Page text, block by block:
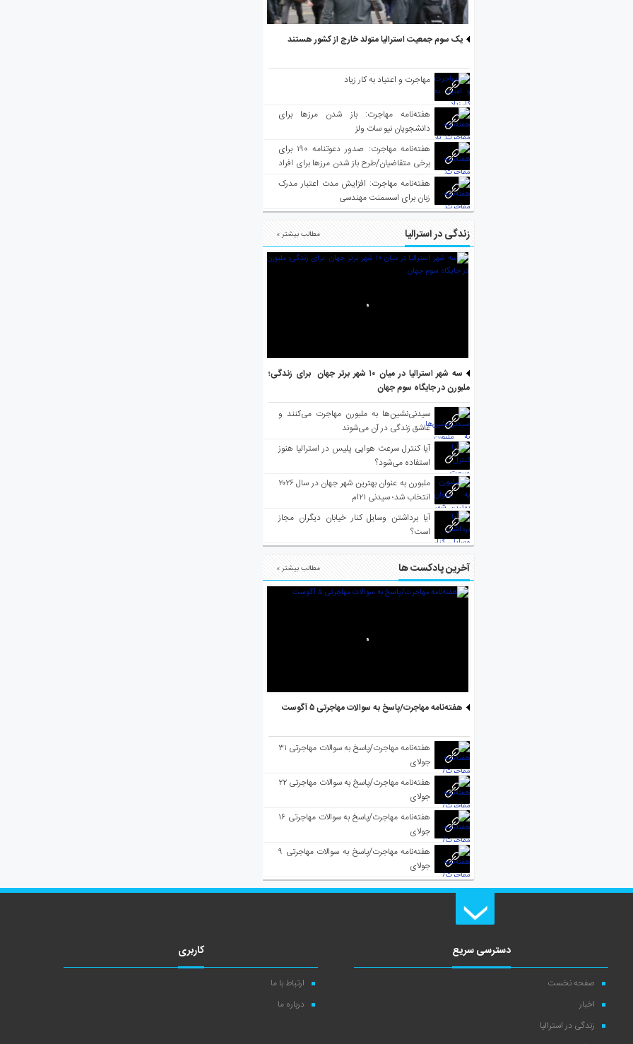
یک سوم جمعیت استرالیا متولد خارج از کشور هستند
مهاجرت و اعتیاد به کار زیاد
هفته‌نامه مهاجرت: باز شدن مرزها برای
دانشجویان نیو سات ولز
هفته‌نامه مهاجرت: صدور دعوتنامه ۱۹۰ برای
برخی متقاضیان/طرح باز شدن مرزها برای افراد
واکسینه شده
هفته‌نامه مهاجرت: افزایش مدت اعتبار مدرک
زبان برای اسسمنت مهندسی
زندگی در استرالیا مطالب بیشتر »
سه شهر استرالیا در میان ۱۰ شهر برتر جهان برای زندگی؛
ملبورن در جایگاه سوم جهان
سیدنی‌نشین‌ها به ملبورن مهاجرت می‌کنند و
عاشق زندگی در آن می‌شوند
آیا کنترل سرعت هوایی پلیس در استرالیا هنوز
استفاده می‌شود؟
ملبورن به عنوان بهترین شهر جهان در سال ۲۰۲۶
انتخاب شد؛ سیدنی ۲۱‌ام
آیا برداشتن وسایل کنار خیابان دیگران مجاز
است؟
آخرین پادکست ها مطالب بیشتر »
هفته‌نامه مهاجرت/پاسخ به سوالات مهاجرتی ۵ آگوست
هفته‌نامه مهاجرت/پاسخ به سوالات مهاجرتی ۳۱
جولای
هفته‌نامه مهاجرت/پاسخ به سوالات مهاجرتی ۲۲
جولای
هفته‌نامه مهاجرت/پاسخ به سوالات مهاجرتی ۱۶
جولای
هفته‌نامه مهاجرت/پاسخ به سوالات مهاجرتی ۹
جولای
دسترسی سریع
صفحه نخست
اخبار
زندگی در استرالیا
کاربری
ارتباط با ما
درباره ما